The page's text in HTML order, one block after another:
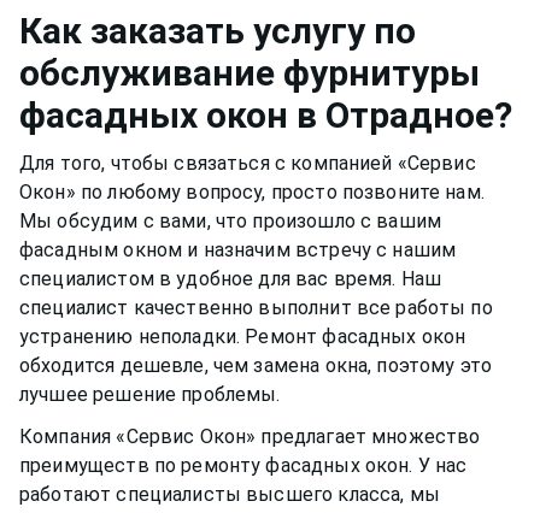
или резиновый уплотнитель. Вещества, которые
разбавлены в растворе, могут испортить
качество материала рамы или резину.
скапливалась пыль.Если уделять хотя бы немного
времени,фасадное окноможет прослужить вам
долгими тихими и теплыми годами.
Как заказать услугу по
обслуживание фурнитуры
фасадных окон в Отрадное?
Для того, чтобы связаться с компанией «Сервис
Окон» по любому вопросу, просто позвоните нам.
Мы обсудим с вами, что произошло с вашим
фасадным окном и назначим встречу с нашим
специалистом в удобное для вас время. Наш
специалист качественно выполнит все работы по
устранению неполадки. Ремонтфасадных окон
обходится дешевле, чем замена окна, поэтому это
лучшее решение проблемы.
Компания «Сервис Окон» предлагает множество
преимуществ по ремонту фасадных окон. У нас
работают специалисты высшего класса, мы